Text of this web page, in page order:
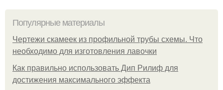
Популярные материалы
Чертежи скамеек из профильной трубы схемы. Что
необходимо для изготовления лавочки
Как правильно использовать Дип Рилиф для
достижения максимального эффекта